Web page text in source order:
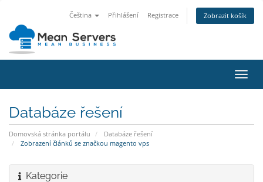
Čeština Přihlášení Registrace Zobrazit košík
Databáze řešení
Domovská stránka portálu
Databáze řešení
Zobrazení článků se značkou magento vps
Kategorie